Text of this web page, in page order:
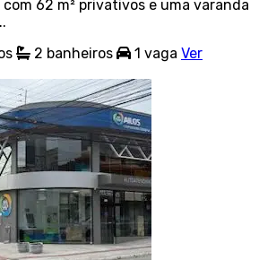
62 m² privativos e uma varanda
2 banheiros 1 vaga Ver